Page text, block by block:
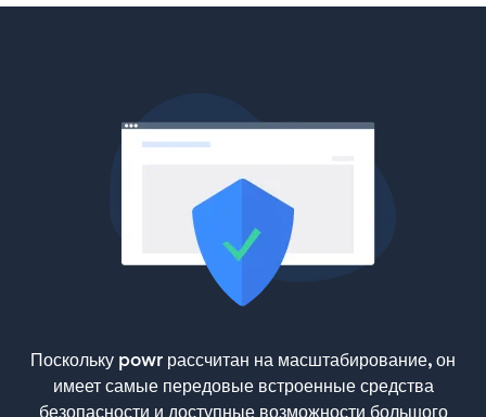
Поскольку powr рассчитан на масштабирование, он
имеет самые передовые встроенные средства